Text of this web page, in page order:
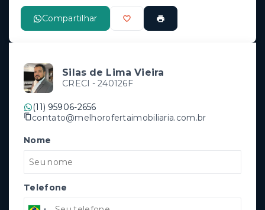
Compartilhar
Silas de Lima Vieira
CRECI - 240126F
(11) 95906-2656
contato@melhorofertaimobiliaria.com.br
Nome
Telefone